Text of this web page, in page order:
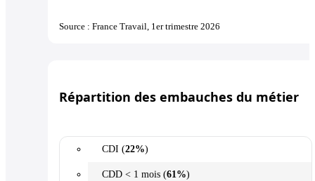
Source : France Travail, 1er trimestre 2026
Répartition des embauches du métier
CDI (22%)
CDD < 1 mois (61%)